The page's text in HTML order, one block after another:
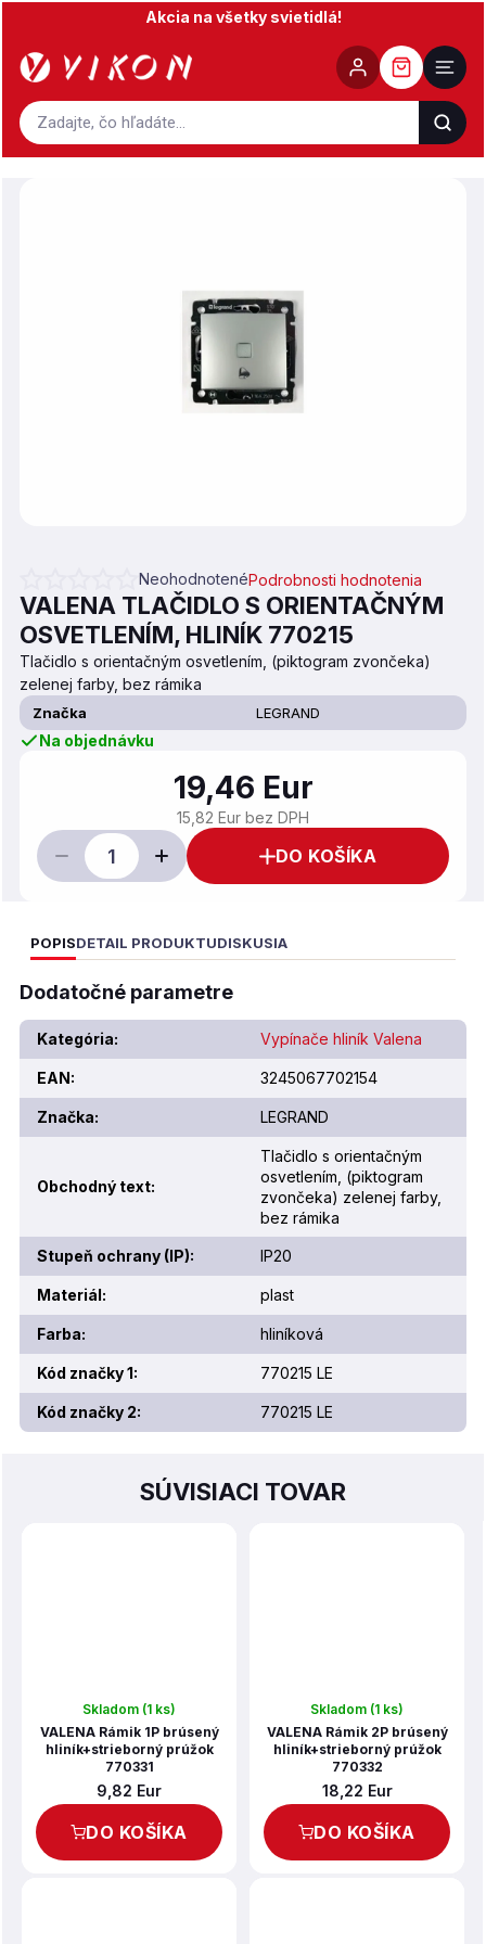
obsah
Akcia na všetky svietidlá!
Priemerné hodnotenie produktu je 0,0 z 5 hviezdičiek.
NeohodnotenéPodrobnosti hodnotenia
VALENA TLAČIDLO S ORIENTAČNÝM
OSVETLENÍM, HLINÍK 770215
Tlačidlo s orientačným osvetlením, (piktogram zvončeka)
zelenej farby, bez rámika
Značka LEGRAND
Na objednávku
19,46 Eur
15,82 Eur bez DPH
DO KOŠÍKA
POPISDETAIL PRODUKTUDISKUSIA
Dodatočné parametre
Kategória: Vypínače hliník Valena
EAN: 3245067702154
Značka: LEGRAND
Obchodný text:
Tlačidlo s orientačným
osvetlením, (piktogram
zvončeka) zelenej farby,
bez rámika
Stupeň ochrany (IP): IP20
Materiál: plast
Farba: hliníková
Kód značky 1: 770215 LE
Kód značky 2: 770215 LE
SÚVISIACI TOVAR
Skladom (1 ks)
VALENA Rámik 1P brúsený
hliník+strieborný prúžok
770331
9,82 Eur
DO KOŠÍKA
Skladom (1 ks)
VALENA Rámik 2P brúsený
hliník+strieborný prúžok
770332
18,22 Eur
DO KOŠÍKA